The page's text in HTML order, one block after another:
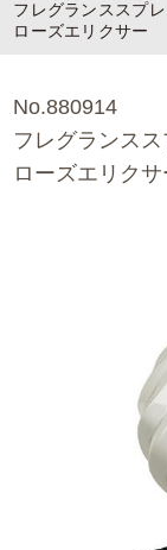
フレグランススプ
ローズエリクサー
No.880914
フレグランスス
ローズエリクサ